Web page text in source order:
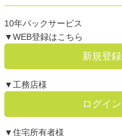
10年パックサービス
▼WEB登録はこちら
新規登録
▼工務店様
ログイン
▼住宅所有者様